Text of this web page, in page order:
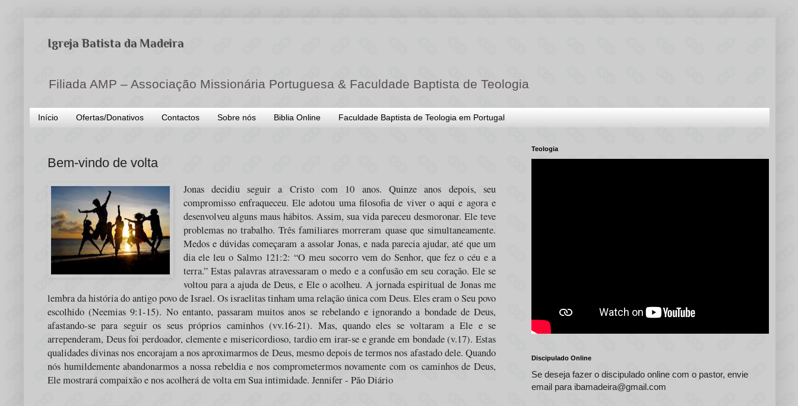
Igreja Batista da Madeira
Filiada AMP – Associação Missionária Portuguesa & Faculdade Baptista de Teologia
Início Ofertas/Donativos Contactos Sobre nós Biblia Online Faculdade Baptista de Teologia em Portugal
Bem-vindo de volta
Jonas decidiu seguir a Cristo com 10 anos. Quinze anos depois, seu
compromisso enfraqueceu. Ele adotou uma filosofia de viver o aqui e agora e
desenvolveu alguns maus hábitos. Assim, sua vida pareceu desmoronar. Ele teve
problemas no trabalho. Três familiares morreram quase que simultaneamente.
Medos e dúvidas começaram a assolar Jonas, e nada parecia ajudar, até que um
dia ele leu o Salmo 121:2: “O meu socorro vem do Senhor, que fez o céu e a
terra.” Estas palavras atravessaram o medo e a confusão em seu coração. Ele se
voltou para a ajuda de Deus, e Ele o acolheu. A jornada espiritual de Jonas me
lembra da história do antigo povo de Israel. Os israelitas tinham uma relação única com Deus. Eles eram o Seu povo
escolhido (Neemias 9:1-15). No entanto, passaram muitos anos se rebelando e ignorando a bondade de Deus,
afastando-se para seguir os seus próprios caminhos (vv.16-21). Mas, quando eles se voltaram a Ele e se
arrependeram, Deus foi perdoador, clemente e misericordioso, tardio em irar-se e grande em bondade (v.17). Estas
qualidades divinas nos encorajam a nos aproximarmos de Deus, mesmo depois de termos nos afastado dele. Quando
nós humildemente abandonarmos a nossa rebeldia e nos comprometermos novamente com os caminhos de Deus,
Ele mostrará compaixão e nos acolherá de volta em Sua intimidade. Jennifer - Pão Diário
Teologia
Discipulado Online
Se deseja fazer o discipulado online com o pastor, envie
email para ibamadeira@gmail.com